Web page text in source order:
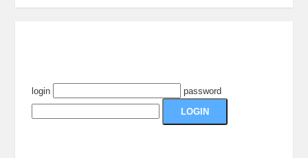
login password